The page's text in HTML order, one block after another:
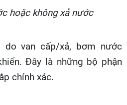
hoặc không xả nước
do van cấp/xả, bơm nước
Đây là những bộ phận
chính xác.